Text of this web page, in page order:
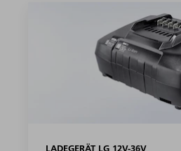
LADEGERÄT LG 12V-36V